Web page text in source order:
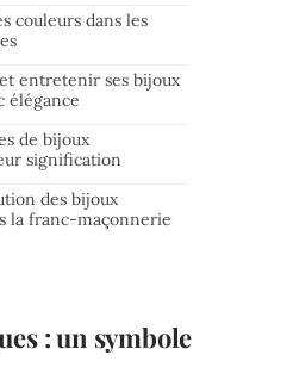
couleurs dans les
entretenir ses bijoux
élégance
de bijoux
signification
des bijoux
la franc-maçonnerie
: un symbole